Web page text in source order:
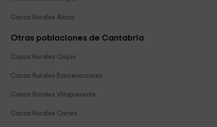
Casas Rurales Álava
Otras poblaciones de Cantabria
Casas Rurales Quijas
Casas Rurales Barcenaciones
Casas Rurales Villapresente
Casas Rurales Cartes